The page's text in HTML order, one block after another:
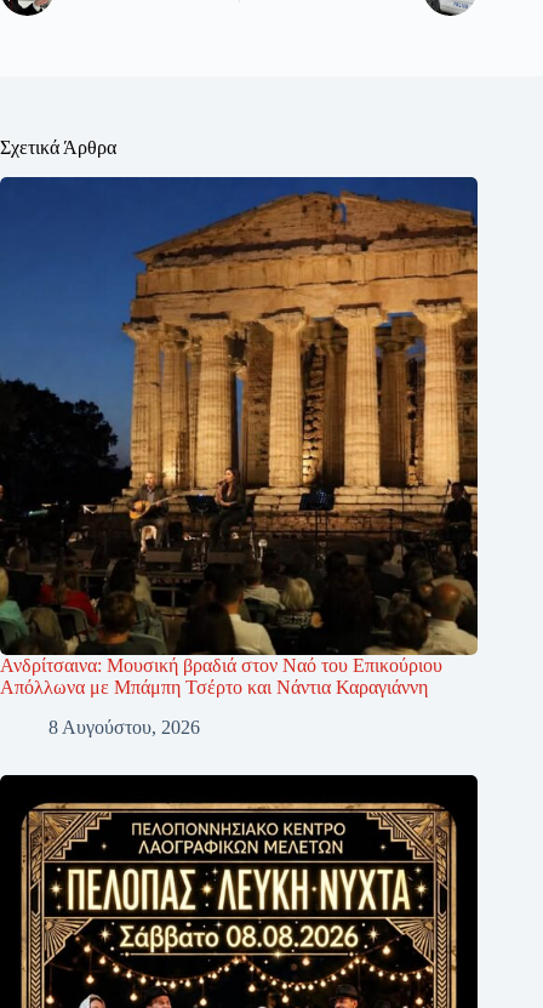
Σχετικά Άρθρα
Ανδρίτσαινα: Μουσική βραδιά στον Ναό του Επικούριου
Απόλλωνα με Μπάμπη Τσέρτο και Νάντια Καραγιάννη
8 Αυγούστου, 2026